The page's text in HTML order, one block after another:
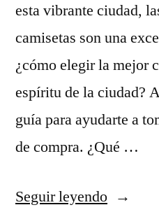
esta vibrante ciudad,
camisetas son una
¿cómo elegir la mejor
espíritu de la ciudad?
guía para ayudarte a
de compra. ¿Qué …
Seguir leyendo«los